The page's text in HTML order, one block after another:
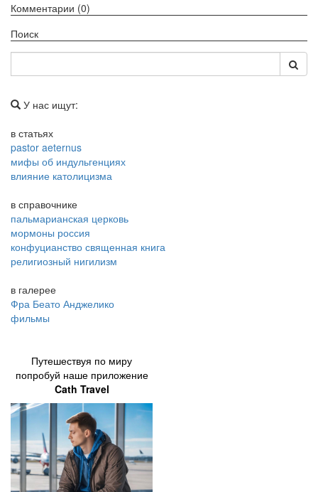
Комментарии (0)
Поиск
У нас ищут:
в статьях
pastor aeternus
мифы об индульгенциях
влияние католицизма
в справочнике
пальмарианская церковь
мормоны россия
конфуцианство священная книга
религиозный нигилизм
в галерее
Фра Беато Анджелико
фильмы
Путешествуя по миру
попробуй наше приложение
Cath Travel